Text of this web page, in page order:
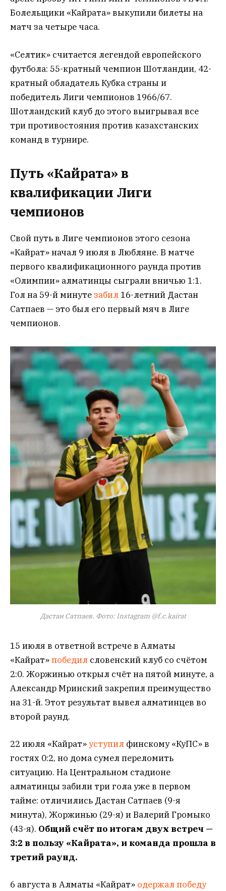
Болельщики «Кайрата» выкупили билеты на
матч за четыре часа.
«Селтик» считается легендой европейского
футбола: 55-кратный чемпион Шотландии, 42-
кратный обладатель Кубка страны и
победитель Лиги чемпионов 1966/67.
Шотландский клуб до этого выигрывал все
три противостояния против казахстанских
команд в турнире.
Путь «Кайрата» в
квалификации Лиги
чемпионов
Свой путь в Лиге чемпионов этого сезона
«Кайрат» начал 9 июля в Любляне. В матче
первого квалификационного раунда против
«Олимпии» алматинцы сыграли вничью 1:1.
Гол на 59-й минуте забил16-летний Дастан
Сатпаев — это был его первый мяч в Лиге
чемпионов.
Дастан Сатпаев. Фото: Instagram @f.c.kairat
15 июля в ответной встрече в Алматы
«Кайрат»победил словенский клуб со счётом
2:0. Жоржинью открыл счёт на пятой минуте, а
Александр Мринский закрепил преимущество
на 31-й. Этот результат вывел алматинцев во
второй раунд.
22 июля «Кайрат»уступил финскому «КуПС» в
гостях 0:2, но дома сумел переломить
ситуацию. На Центральном стадионе
алматинцы забили три гола уже в первом
тайме: отличились Дастан Сатпаев (9-я
минута), Жоржинью (29-я) и Валерий Громыко
(43-я). Общий счёт по итогам двух встреч —
3:2 в пользу «Кайрата», и команда прошла в
третий раунд.
6 августа в Алматы «Кайрат» одержал победу